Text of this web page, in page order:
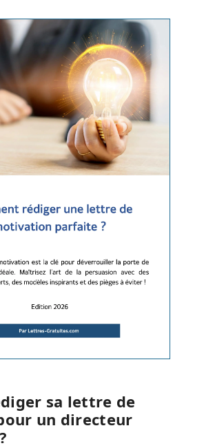
sa lettre de
un directeur